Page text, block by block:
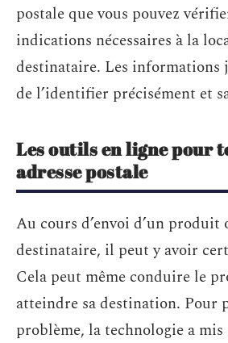
postale que vous pouvez
indications nécessaires à la
destinataire. Les informations
de l’identifier précisément et
Les outils en ligne pour
adresse postale
Au cours d’envoi d’un
destinataire, il peut y avoir
Cela peut même conduire le
atteindre sa destination. Pour
problème, la technologie a mis